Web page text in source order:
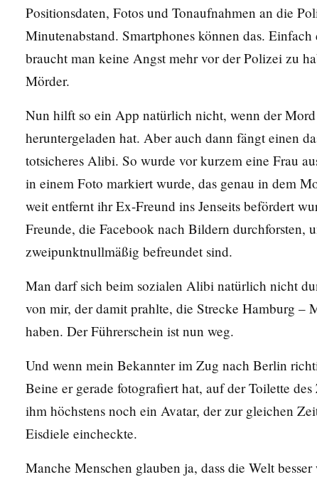
Positionsdaten, Fotos und Tonaufnahmen an die
Minutenabstand. Smartphones können das.
braucht man keine Angst mehr vor der Polizei zu
Mörder.
Nun hilft so ein App natürlich nicht, wenn der Mord
heruntergeladen hat. Aber auch dann fängt einen
totsicheres Alibi. So wurde vor kurzem eine Frau
in einem Foto markiert wurde, das genau in dem
weit entfernt ihr Ex-Freund ins Jenseits befördert
Freunde, die Facebook nach Bildern durchforsten,
zweipunktnullmäßig befreundet sind.
Man darf sich beim sozialen Alibi natürlich nicht
von mir, der damit prahlte, die Strecke Hamburg –
haben. Der Führerschein ist nun weg.
Und wenn mein Bekannter im Zug nach Berlin
Beine er gerade fotografiert hat, auf der Toilette
ihm höchstens noch ein Avatar, der zur gleichen
Eisdiele eincheckte.
Manche Menschen glauben ja, dass die Welt